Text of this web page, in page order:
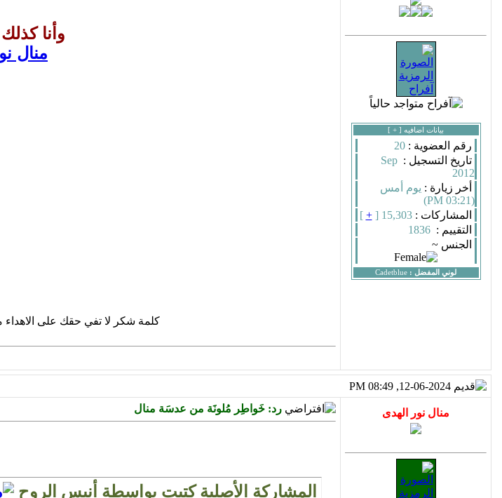
بيانات اضافيه [ +
]
رقم العضوية : 20
تاريخ التسجيل :Sep
2012
أخر زيارة : يوم أمس
(03:21 PM)
المشاركات : 15,303 [
+
]
التقييم :1836
الجنس ~
لوني المفضل : Cadetblue
وأنا
منال
كلمة شكر لا تفي حقك على
رد: خَواطِر مُلونَة من عدسَة منال
المشاركة الأصلية كتبت بواسطة أنيس الروح